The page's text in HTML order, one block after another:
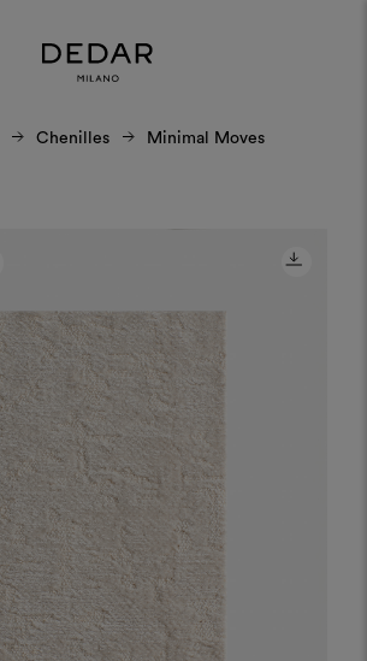
Chenilles Minimal Moves